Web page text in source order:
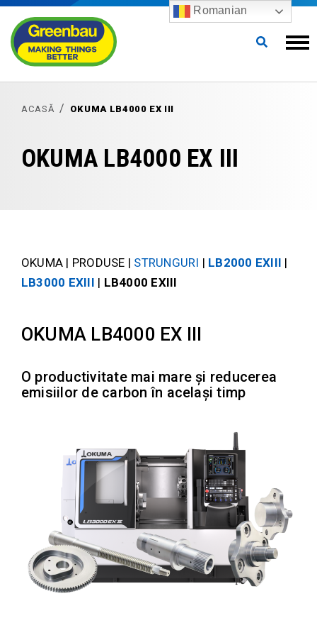
ACASĂ OKUMA LB4000 EX III
OKUMA LB4000 EX III
OKUMA | PRODUSE | STRUNGURI | LB2000 EXIII |
LB3000 EXIII | LB4000 EXIII
OKUMA LB4000 EX III
O productivitate mai mare și reducerea
emisiilor de carbon în același timp
Romanian